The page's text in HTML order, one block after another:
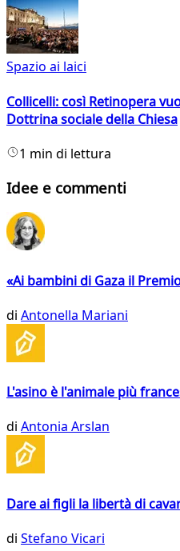
Spazio ai laici
Collicelli: così Retinopera
Dottrina sociale della Chiesa
1 min di lettura
Idee e commenti
«Ai bambini di Gaza il
di Antonella Mariani
L'asino è l'animale più
di Antonia Arslan
Dare ai figli la libertà di
di Stefano Vicari